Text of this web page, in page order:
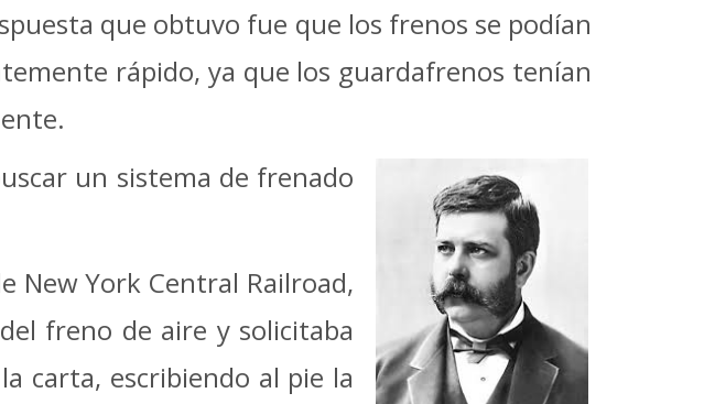
que obtuvo fue que los frenos se podían
rápido, ya que los guardafrenos tenían
un sistema de frenado
New York Central Railroad,
freno de aire y solicitaba
carta, escribiendo al pie la